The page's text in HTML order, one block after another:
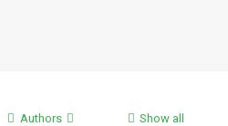
Authors Show all